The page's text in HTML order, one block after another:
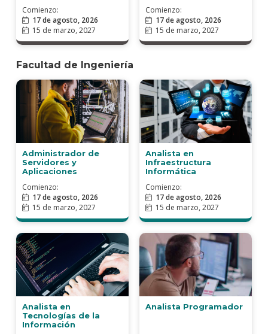
Comienzo:
17 de agosto, 2026
15 de marzo, 2027
Comienzo:
17 de agosto, 2026
15 de marzo, 2027
Facultad de Ingeniería
Administrador de
Servidores y
Aplicaciones
Comienzo:
17 de agosto, 2026
15 de marzo, 2027
Analista en
Infraestructura
Informática
Comienzo:
17 de agosto, 2026
15 de marzo, 2027
Analista en
Tecnologías de la
Información
Analista Programador